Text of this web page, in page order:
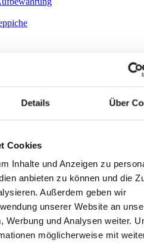
Details Über
Cookies
Inhalte und Anzeigen zu
anbieten zu können und die
Außerdem geben wir
unserer Website an
Werbung und Analysen weiter.
möglicherweise mit